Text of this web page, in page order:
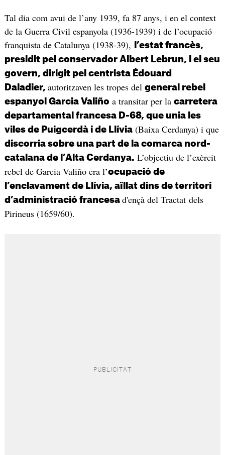
Tal dia com avui de l’any 1939, fa 87 anys, i en el context
de la Guerra Civil espanyola (1936-1939) i de l’ocupació
franquista de Catalunya (1938-39),
l’estat francès,
presidit pel conservador Albert Lebrun, i el seu
govern, dirigit pel centrista Édouard
Daladier, autoritzaven les tropes del general rebel
espanyol Garcia Valiño a transitar per la carretera
departamental francesa D-68, que unia les
viles de Puigcerdà i de Llívia(Baixa Cerdanya) i que
discorria sobre una part de la comarca nord-
catalana de l’Alta Cerdanya. L’objectiu de l’exèrcit
rebel de Garcia Valiño era l’ocupació de
l’enclavament de Llívia, aïllat dins de territori
d’administració francesa d'ençà del Tractat dels
Pirineus (1659/60).